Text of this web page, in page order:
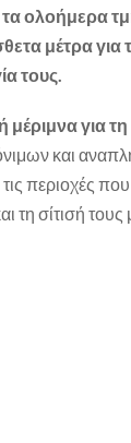
ολοήμερα
μέτρα για
τους.
μέριμνα για
και
περιοχές
τη σίτισή